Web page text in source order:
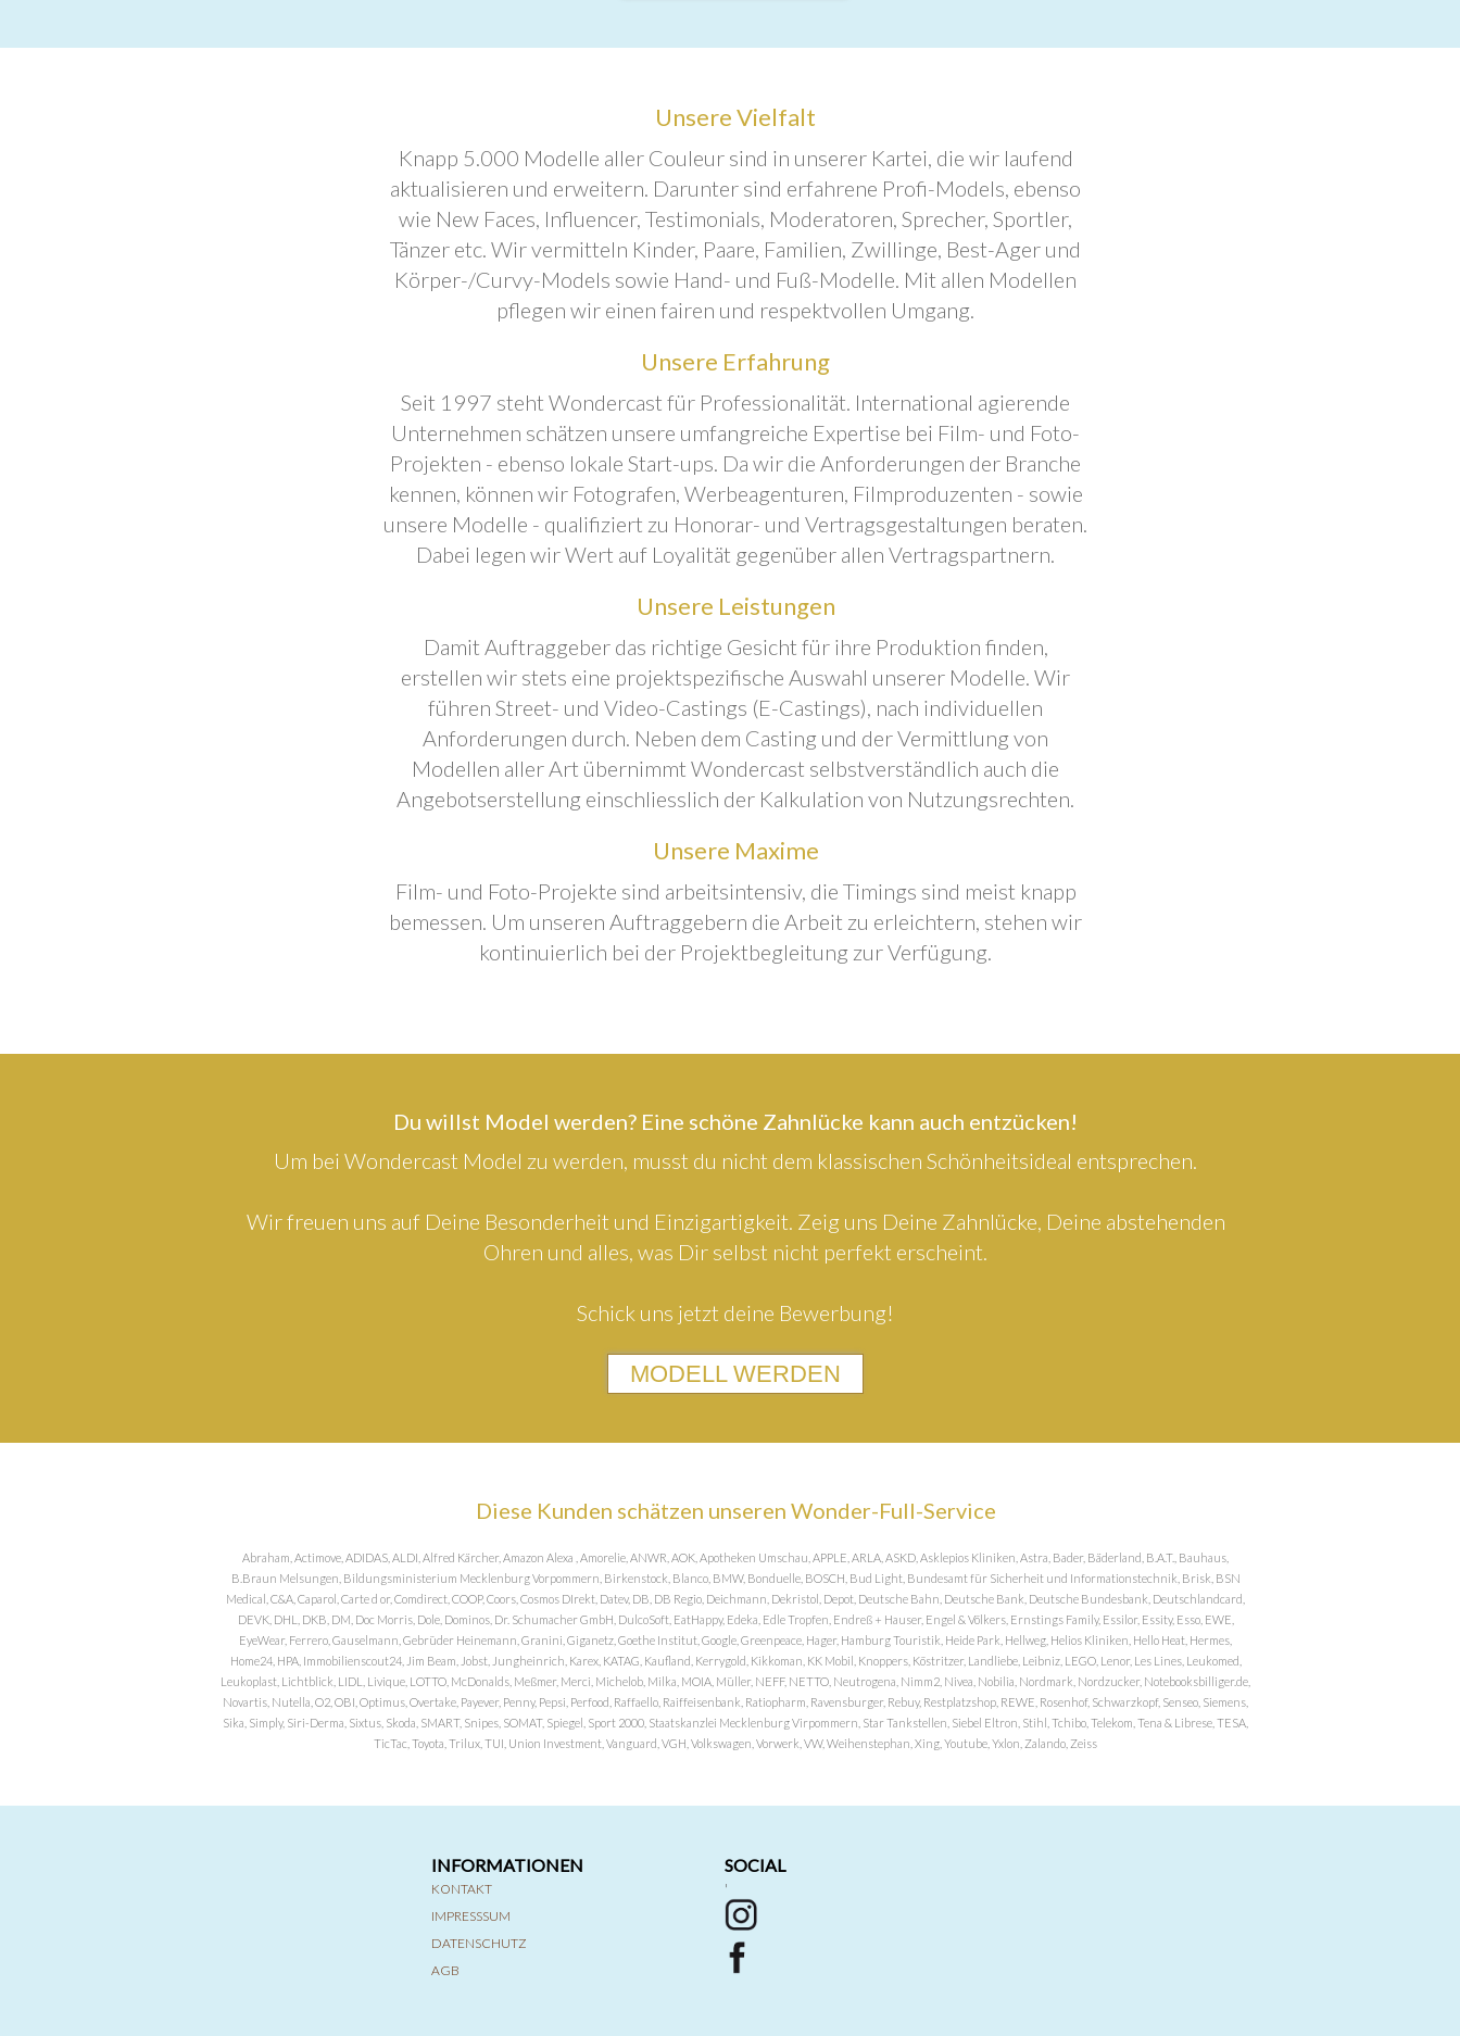
Unsere Vielfalt
Knapp 5.000 Modelle aller Couleur sind in unserer Kartei, die wir laufend
aktualisieren und erweitern. Darunter sind erfahrene Profi-Models, ebenso
wie New Faces, Influencer, Testimonials, Moderatoren, Sprecher, Sportler,
Tänzer etc. Wir vermitteln Kinder, Paare, Familien, Zwillinge, Best-Ager und
Körper-/Curvy-Models sowie Hand- und Fuß-Modelle. Mit allen Modellen
pflegen wir einen fairen und respektvollen Umgang.
Unsere Erfahrung
Seit 1997 steht Wondercast für Professionalität. International agierende
Unternehmen schätzen unsere umfangreiche Expertise bei Film- und Foto-
Projekten - ebenso lokale Start-ups. Da wir die Anforderungen der Branche
kennen, können wir Fotografen, Werbeagenturen, Filmproduzenten - sowie
unsere Modelle - qualifiziert zu Honorar- und Vertragsgestaltungen beraten.
Dabei legen wir Wert auf Loyalität gegenüber allen Vertragspartnern.
Unsere Leistungen
Damit Auftraggeber das richtige Gesicht für ihre Produktion finden,
erstellen wir stets eine projektspezifische Auswahl unserer Modelle. Wir
führen Street- und Video-Castings (E-Castings), nach individuellen
Anforderungen durch. Neben dem Casting und der Vermittlung von
Modellen aller Art übernimmt Wondercast selbstverständlich auch die
Angebotserstellung einschliesslich der Kalkulation von Nutzungsrechten.
Unsere Maxime
Film- und Foto-Projekte sind arbeitsintensiv, die Timings sind meist knapp
bemessen. Um unseren Auftraggebern die Arbeit zu erleichtern, stehen wir
kontinuierlich bei der Projektbegleitung zur Verfügung.
Du willst Model werden? Eine schöne Zahnlücke kann auch entzücken!
Um bei Wondercast Model zu werden, musst du nicht dem klassischen Schönheitsideal entsprechen.
Wir freuen uns auf Deine Besonderheit und Einzigartigkeit. Zeig uns Deine Zahnlücke, Deine abstehenden
Ohren und alles, was Dir selbst nicht perfekt erscheint.
Schick uns jetzt deine Bewerbung!
MODELL WERDEN
Diese Kunden schätzen unseren Wonder-Full-Service
Abraham, Actimove, ADIDAS, ALDI, Alfred Kärcher, Amazon Alexa , Amorelie, ANWR, AOK, Apotheken Umschau, APPLE, ARLA, ASKD, Asklepios Kliniken, Astra, Bader, Bäderland, B.A.T., Bauhaus,
B.Braun Melsungen, Bildungsministerium Mecklenburg Vorpommern, Birkenstock, Blanco, BMW, Bonduelle, BOSCH, Bud Light, Bundesamt für Sicherheit und Informationstechnik, Brisk, BSN
Medical, C&A, Caparol, Carte d or, Comdirect, COOP, Coors, Cosmos DIrekt, Datev, DB, DB Regio, Deichmann, Dekristol, Depot, Deutsche Bahn, Deutsche Bank, Deutsche Bundesbank, Deutschlandcard,
DEVK, DHL, DKB, DM, Doc Morris, Dole, Dominos, Dr. Schumacher GmbH, DulcoSoft, EatHappy, Edeka, Edle Tropfen, Endreß + Hauser, Engel & Völkers, Ernstings Family, Essilor, Essity, Esso, EWE,
EyeWear, Ferrero, Gauselmann, Gebrüder Heinemann, Granini, Giganetz, Goethe Institut, Google, Greenpeace, Hager, Hamburg Touristik, Heide Park, Hellweg, Helios Kliniken, Hello Heat, Hermes,
Home24, HPA, Immobilienscout24, Jim Beam, Jobst, Jungheinrich, Karex, KATAG, Kaufland, Kerrygold, Kikkoman, KK Mobil, Knoppers, Köstritzer, Landliebe, Leibniz, LEGO, Lenor, Les Lines, Leukomed,
Leukoplast, Lichtblick, LIDL, Livique, LOTTO, McDonalds, Meßmer, Merci, Michelob, Milka, MOIA, Müller, NEFF, NETTO, Neutrogena, Nimm2, Nivea, Nobilia, Nordmark, Nordzucker, Notebooksbilliger.de,
Novartis, Nutella, O2, OBI, Optimus, Overtake, Payever, Penny, Pepsi, Perfood, Raffaello, Raiffeisenbank, Ratiopharm, Ravensburger, Rebuy, Restplatzshop, REWE, Rosenhof, Schwarzkopf, Senseo, Siemens,
Sika, Simply, Siri-Derma, Sixtus, Skoda, SMART, Snipes, SOMAT, Spiegel, Sport 2000, Staatskanzlei Mecklenburg Virpommern, Star Tankstellen, Siebel Eltron, Stihl, Tchibo, Telekom, Tena & Librese, TESA,
TicTac, Toyota, Trilux, TUI, Union Investment, Vanguard, VGH, Volkswagen, Vorwerk, VW, Weihenstephan, Xing, Youtube, Yxlon, Zalando, Zeiss
INFORMATIONEN
KONTAKT
IMPRESSSUM
DATENSCHUTZ
AGB
SOCIAL
'